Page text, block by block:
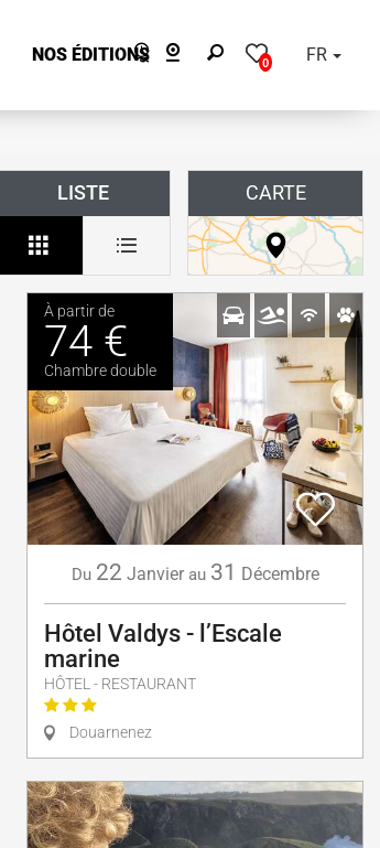
0 FR
NOS ÉDITIONS
LISTE CARTE
À partir de
74 €
Chambre double
Du 22 Janvier au 31 Décembre
Hôtel Valdys - l’Escale
marine
HÔTEL - RESTAURANT
Douarnenez